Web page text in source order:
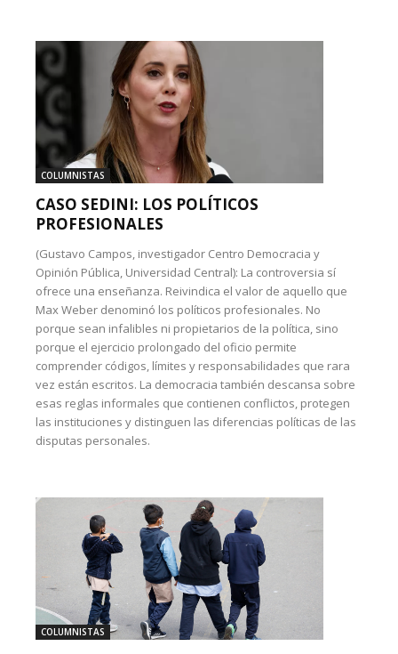
COLUMNISTAS
CASO SEDINI: LOS POLÍTICOS
PROFESIONALES
(Gustavo Campos, investigador Centro Democracia y
Opinión Pública, Universidad Central): La controversia sí
ofrece una enseñanza. Reivindica el valor de aquello que
Max Weber denominó los políticos profesionales. No
porque sean infalibles ni propietarios de la política, sino
porque el ejercicio prolongado del oficio permite
comprender códigos, límites y responsabilidades que rara
vez están escritos. La democracia también descansa sobre
esas reglas informales que contienen conflictos, protegen
las instituciones y distinguen las diferencias políticas de las
disputas personales.
COLUMNISTAS